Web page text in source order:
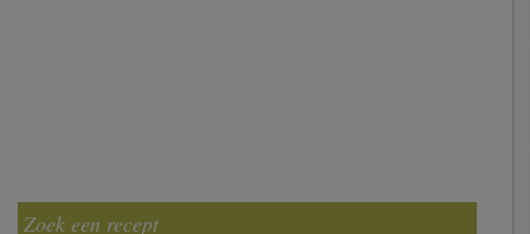
Zoek een recept